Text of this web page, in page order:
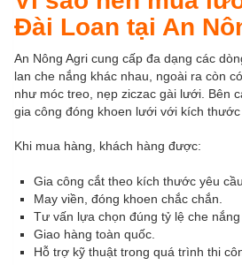
Đài Loan tại An
An Nông Agri cung cấp đa dạng các
lan che nắng khác nhau, ngoài ra còn
như móc treo, nẹp ziczac gài lưới. Bên
gia công đóng khoen lưới với kích thước
Khi mua hàng, khách hàng được:
Gia công cắt theo kích thước yêu cầu.
May viền, đóng khoen chắc chắn.
Tư vấn lựa chọn đúng tỷ lệ che
Giao hàng toàn quốc.
Hỗ trợ kỹ thuật trong quá trình thi